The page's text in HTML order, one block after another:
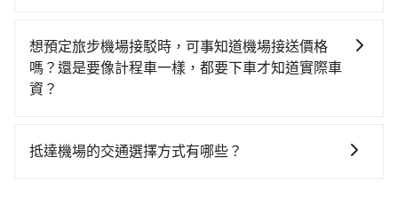
參考tripool的拼車共乘服務，最多可再節省50%的交通
費用。
發現仍有上一組乘客遺留的垃圾或者撞凹的車門仍未被
修理，每一次租車都好像在開樂透一樣。另外，偶爾也
會遇到明明已經預約了時間但上一位用戶卻遲遲尚未歸
雖然路邊隨租隨還看似方便，但實際使用時還是有其區
享95折等優惠。
推薦的首選。旅步提供多種車型選擇、透明的價格以及
優質的客服服務。還同步提供共乘服務，讓客戶有更經
濟實惠的選擇，旅步的服務，更適合滿足不同需求的旅
想預定旅步機場接駁時，可事知道機場接送價格
嗎？還是要像計程車一樣，都要下車才知道實際車
資？
預訂前在官網或app即時查詢並確認價格、完成預定。無
抵達機場的交通選擇方式有哪些？